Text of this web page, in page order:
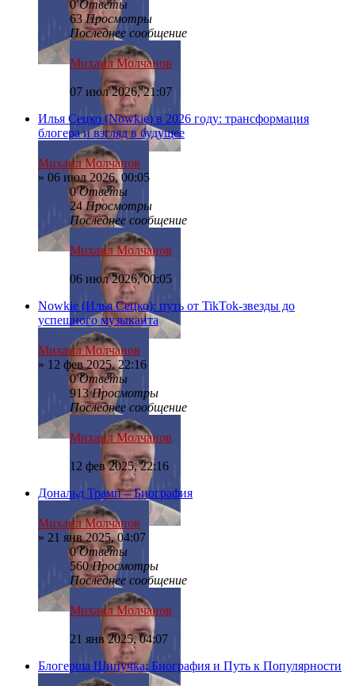
0Ответы
63Просмотры
Последнее сообщение
Михаил Молчанов
07 июл 2026, 21:07
Илья Сецко (Nowkie) в 2026 году: трансформация
блогера и взгляд в будущее
Михаил Молчанов
» 06 июл 2026, 00:05
0Ответы
24Просмотры
Последнее сообщение
Михаил Молчанов
06 июл 2026, 00:05
Nowkie (Илья Сецко): путь от TikTok-звезды до
успешного музыканта
Михаил Молчанов
» 12 фев 2025, 22:16
0Ответы
913Просмотры
Последнее сообщение
Михаил Молчанов
12 фев 2025, 22:16
Дональд Трамп – Биография
Михаил Молчанов
» 21 янв 2025, 04:07
0Ответы
560Просмотры
Последнее сообщение
Михаил Молчанов
21 янв 2025, 04:07
Блогерша Шипучка: Биография и Путь к Популярности